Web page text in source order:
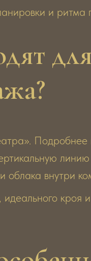
и ритма
Подробнее
линию
облака внутри
кроя и